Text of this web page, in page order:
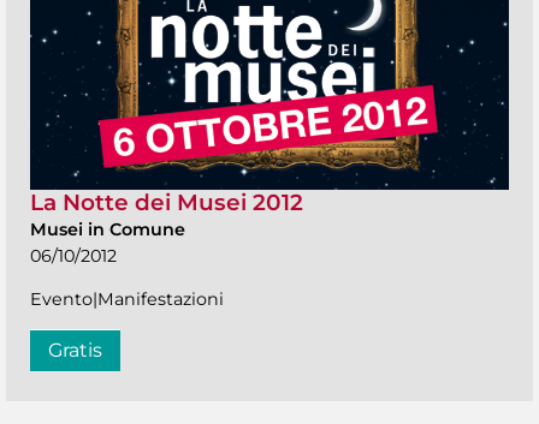
La Notte dei Musei 2012
Musei in Comune
06/10/2012
Evento|Manifestazioni
Gratis